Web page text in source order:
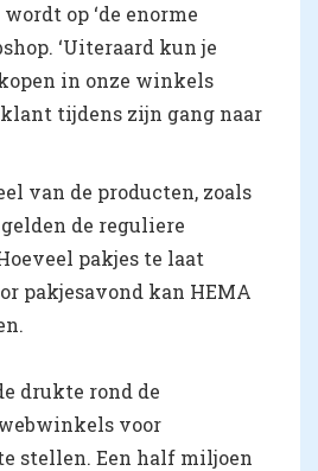
op ‘de enorme
‘Uiteraard kun je
in onze winkels
klant tijdens zijn gang naar
van de producten, zoals
de reguliere
pakjes te laat
pakjesavond kan HEMA
drukte rond de
voor
stellen. Een half miljoen